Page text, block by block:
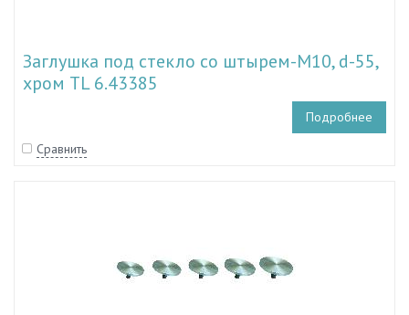
Заглушка под стекло со штырем-M10, d-55,
хром TL 6.43385
Подробнее
Сравнить